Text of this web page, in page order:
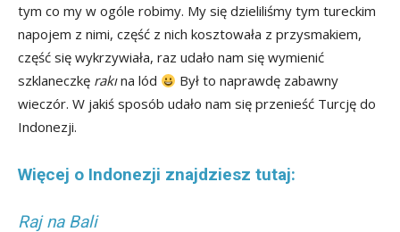
tym co my w ogóle robimy. My się dzieliliśmy tym tureckim
napojem z nimi, część z nich kosztowała z przysmakiem,
część się wykrzywiała, raz udało nam się wymienić
szklaneczkę rakına lód
Był to naprawdę zabawny
wieczór. W jakiś sposób udało nam się przenieść Turcję do
Indonezji.
Więcej o Indonezji znajdziesz tutaj:
Raj na Bali